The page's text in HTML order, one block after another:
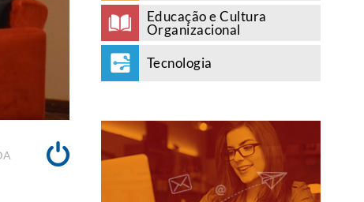
Educação e Cultura
Organizacional
Tecnologia